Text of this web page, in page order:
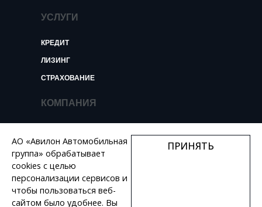
УСЛУГИ
КРЕДИТ
ЛИЗИНГ
СТРАХОВАНИЕ
КОМПАНИЯ
НОВОСТИ И ОБЗОРЫ
КОНТАКТЫ
ВАКАНСИИ
АО «Авилон Автомобильная
группа» обрабатывает
cookies с целью
персонализации сервисов и
чтобы пользоваться веб-
сайтом было удобнее. Вы
ПРИНЯТЬ